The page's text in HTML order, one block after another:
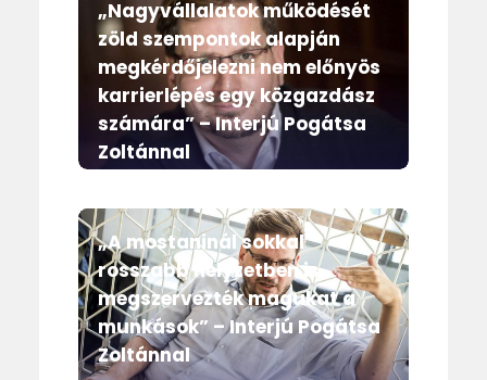
„Nagyvállalatok működését
zöld szempontok alapján
megkérdőjelezni nem előnyös
karrierlépés egy közgazdász
számára” – Interjú Pogátsa
Zoltánnal
„A mostaninál sokkal
rosszabb helyzetben is
megszervezték magukat a
munkások” – Interjú Pogátsa
Zoltánnal